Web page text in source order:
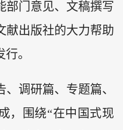
部门意见、文稿撰写
献出版社的大力帮助
。
调研篇、专题篇、
，围绕“在中国式现